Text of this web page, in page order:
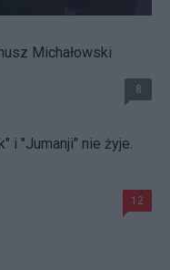
Michałowski
8
i "Jumanji" nie żyje.
12